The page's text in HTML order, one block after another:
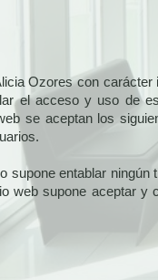
Ozores con
el acceso y uso de
se aceptan los
supone entablar
web supone aceptar y